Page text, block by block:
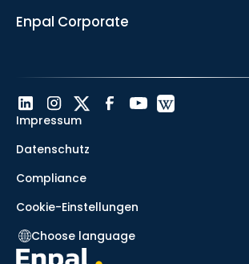
Enpal Corporate
Impressum
Datenschutz
Compliance
Cookie-Einstellungen
Choose language